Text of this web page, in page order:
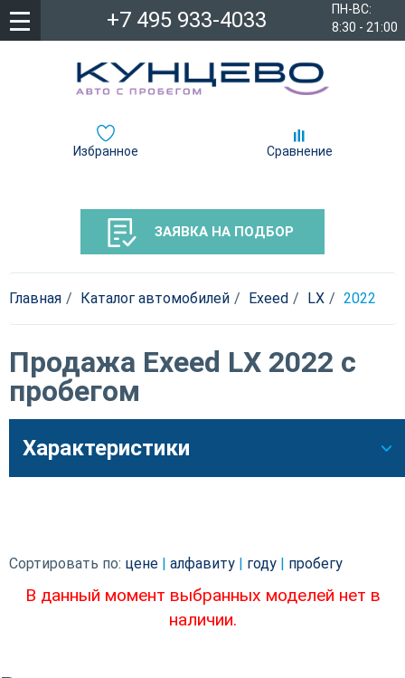
ПН-ВС:
8:30 - 21:00
+7 495 933-4033
Избранное Сравнение
ЗАЯВКА НА ПОДБОР
Главная Каталог автомобилей Exeed LX 2022
Продажа Exeed LX 2022 с
пробегом
Характеристики
Сортировать по: цене алфавиту году пробегу
В данный момент выбранных моделей нет в
наличии.